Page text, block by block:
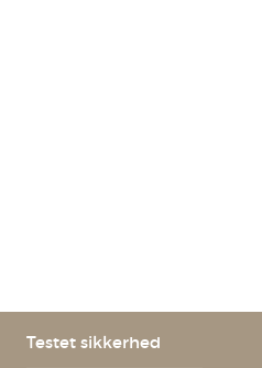
Testet sikkerhed